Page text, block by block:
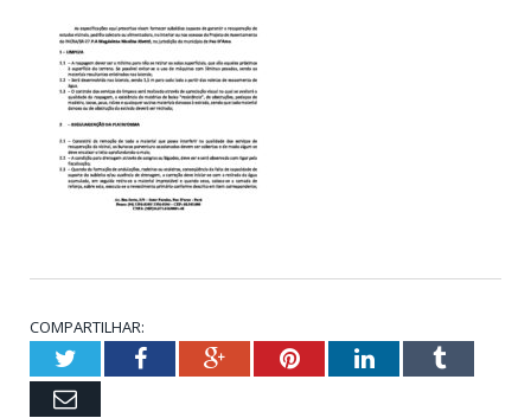
COMPARTILHAR:
TwitterFacebookGoogle+PinterestLinkedInTumblr
Email